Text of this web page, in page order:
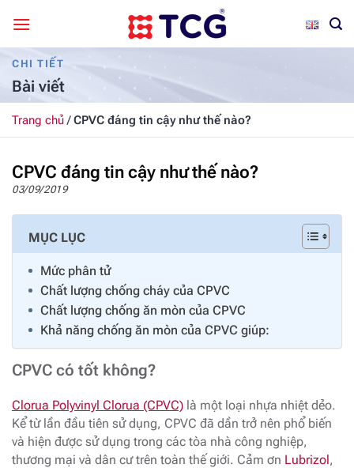
qua
nội
dungCHI TIẾT
Bài viết
Trang chủ/CPVC đáng tin cậy như thế nào?
CPVC đáng tin cậy như thế nào?
03/09/2019
MỤC LỤC
Mức phân tử
Chất lượng chống cháy của CPVC
Chất lượng chống ăn mòn của CPVC
Khả năng chống ăn mòn của CPVC giúp:
CPVC có tốt không?
Clorua Polyvinyl Clorua (CPVC) là một loại nhựa nhiệt dẻo.
Kể từ lần đầu tiên sử dụng, CPVC đã dần trở nên phổ biến
và hiện được sử dụng trong các tòa nhà công nghiệp,
thương mại và dân cư trên toàn thế giới. Cảm ơn Lubrizol,